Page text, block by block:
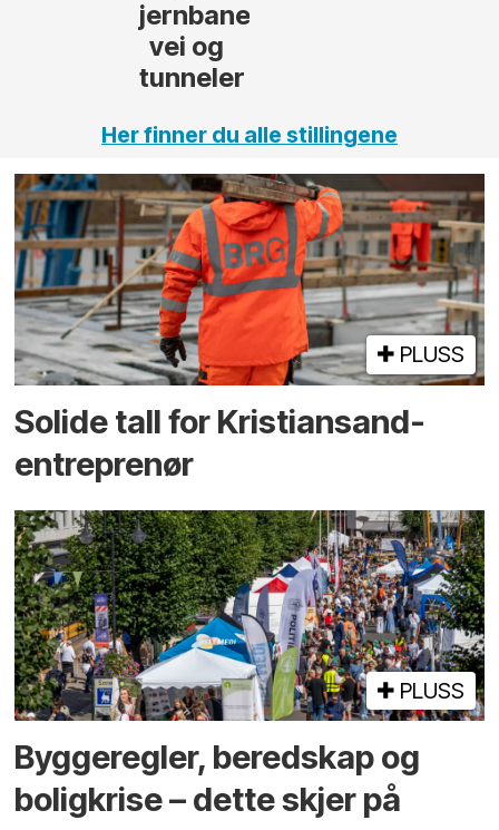
Her finner du alle stillingene
PLUSS
Solide tall for Kristiansand-
entreprenør
PLUSS
Bygge­regler, beredskap og
bolig­krise – dette skjer på